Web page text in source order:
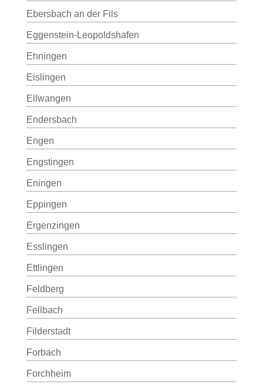
Ebersbach an der Fils
Eggenstein-Leopoldshafen
Ehningen
Eislingen
Ellwangen
Endersbach
Engen
Engstingen
Eningen
Eppingen
Ergenzingen
Esslingen
Ettlingen
Feldberg
Fellbach
Filderstadt
Forbach
Forchheim